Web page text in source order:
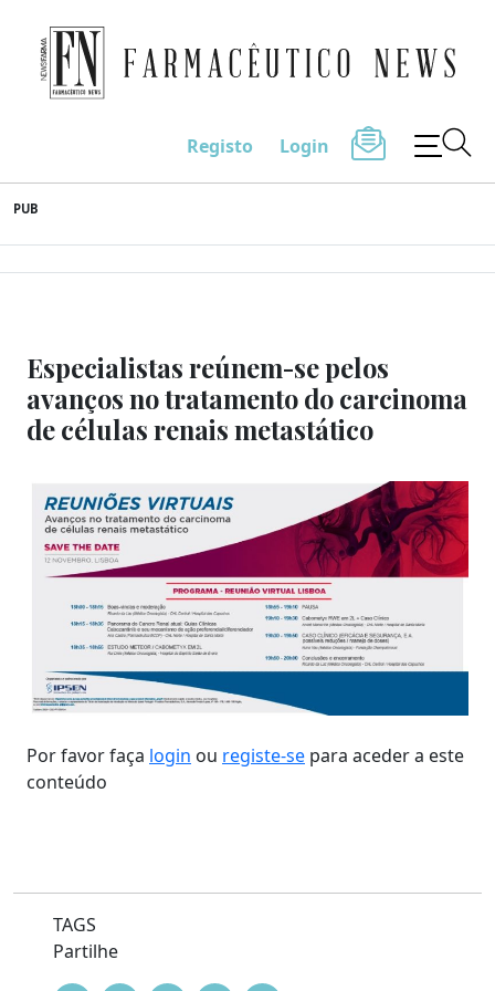
to
content
Farmacêutico News
Registo Login
PUB
Especialistas reúnem-se pelos
avanços no tratamento do carcinoma
de células renais metastático
Por favor faça login ou registe-se para aceder a este
conteúdo
TAGS
Partilhe